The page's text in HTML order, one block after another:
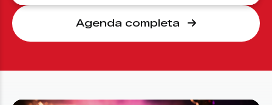
Agenda completa